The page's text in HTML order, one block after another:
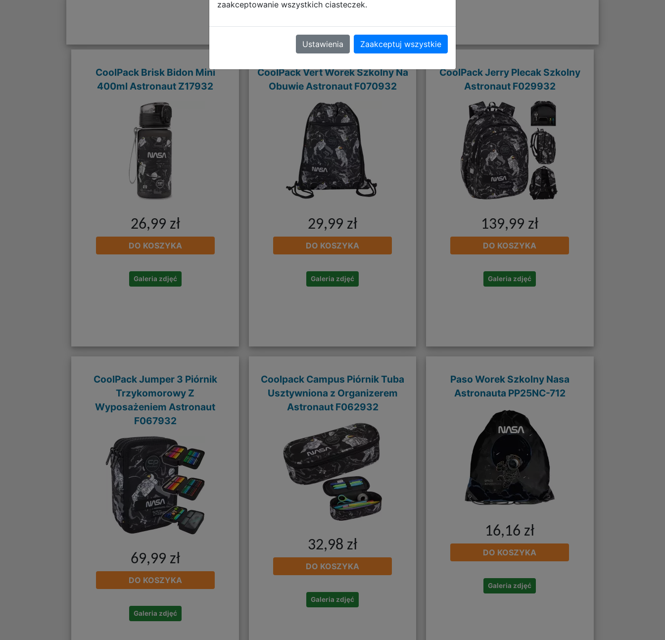
Polecane
CoolPack Brisk Bidon Mini
400ml Astronaut Z17932
26,99 zł
DO KOSZYKA
Galeria zdjęć
CoolPack Vert Worek Szkolny Na
Obuwie Astronaut F070932
29,99 zł
DO KOSZYKA
Galeria zdjęć
CoolPack Jerry Plecak Szkolny
Astronaut F029932
139,99 zł
DO KOSZYKA
Galeria zdjęć
CoolPack Jumper 3 Piórnik
Trzykomorowy Z
Wyposażeniem Astronaut
F067932
69,99 zł
DO KOSZYKA
Galeria zdjęć
Coolpack Campus Piórnik Tuba
Usztywniona z Organizerem
Astronaut F062932
32,98 zł
DO KOSZYKA
Galeria zdjęć
Paso Worek Szkolny Nasa
Astronauta PP25NC-712
16,16 zł
DO KOSZYKA
Galeria zdjęć
zaakceptowanie wszystkich ciasteczek.
Ustawienia Zaakceptuj wszystkie